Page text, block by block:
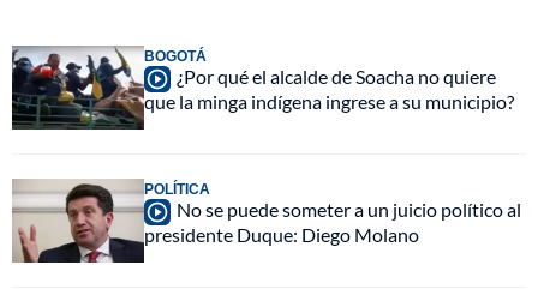
BOGOTÁ
¿Por qué el alcalde de Soacha no quiere
que la minga indígena ingrese a su municipio?
POLÍTICA
No se puede someter a un juicio político al
presidente Duque: Diego Molano